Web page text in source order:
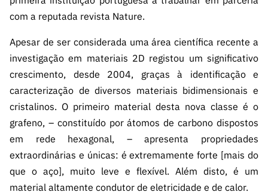
com a reputada revista Nature.
Apesar de ser considerada uma área científica recente a
investigação em materiais 2D registou um significativo
crescimento, desde 2004, graças à identificação e
caracterização de diversos materiais bidimensionais e
cristalinos. O primeiro material desta nova classe é o
grafeno, – constituído por átomos de carbono dispostos
em rede hexagonal, – apresenta propriedades
extraordinárias e únicas: é extremamente forte [mais do
que o aço], muito leve e flexível. Além disto, é um
material altamente condutor de eletricidade e de calor.